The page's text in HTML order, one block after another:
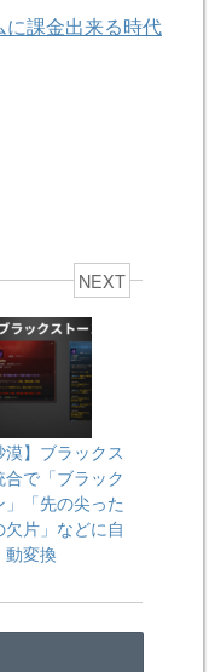
課金出来る時代
NEXT
漠】ブラックス
合で「ブラック
」「先の尖った
片」などに自
動変換